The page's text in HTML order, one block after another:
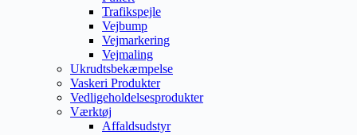
Trafikspejle
Vejbump
Vejmarkering
Vejmaling
Ukrudtsbekæmpelse
Vaskeri Produkter
Vedligeholdelsesprodukter
Værktøj
Affaldsudstyr